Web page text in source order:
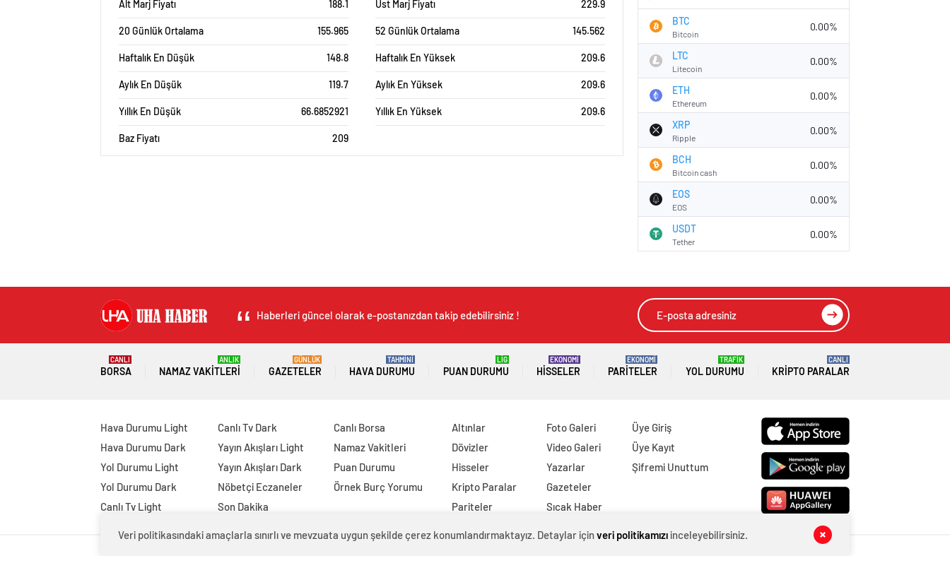
Alt Marj Fiyatı 188.1 Üst Marj Fiyatı 229.9
20 Günlük Ortalama 155.965 52 Günlük Ortalama 145.562
Haftalık En Düşük 148.8 Haftalık En Yüksek 209.6
Aylık En Düşük 119.7 Aylık En Yüksek 209.6
Yıllık En Düşük 66.6852921 Yıllık En Yüksek 209.6
Baz Fiyatı 209
BTC
Bitcoin
0.00%
LTC
Litecoin
0.00%
ETH
Ethereum
0.00%
XRP
Ripple
0.00%
BCH
Bitcoin cash
0.00%
EOS
EOS
0.00%
USDT
Tether
0.00%
Haberleri güncel olarak e-postanızdan takip edebilirsiniz !
BORSA
CANLI
NAMAZ VAKITLERI
ANLIK
GAZETELER
GÜNLÜK
HAVA DURUMU
TAHMİNİ
PUAN DURUMU
LİG
HISSELER
EKONOMİ
PARITELER
EKONOMİ
YOL DURUMU
TRAFİK
KRIPTO PARALAR
CANLI
Hava Durumu Light
Hava Durumu Dark
Yol Durumu Light
Yol Durumu Dark
Canlı Tv Light
Canlı Tv Dark
Yayın Akışları Light
Yayın Akışları Dark
Nöbetçi Eczaneler
Son Dakika
Canlı Borsa
Namaz Vakitleri
Puan Durumu
Örnek Burç Yorumu
Altınlar
Dövizler
Hisseler
Kripto Paralar
Pariteler
Foto Galeri
Video Galeri
Yazarlar
Gazeteler
Sıcak Haber
Üye Giriş
Üye Kayıt
Şifremi Unuttum
Veri politikasındaki amaçlarla sınırlı ve mevzuata uygun şekilde çerez konumlandırmaktayız. Detaylar için veri politikamızıinceleyebilirsiniz.